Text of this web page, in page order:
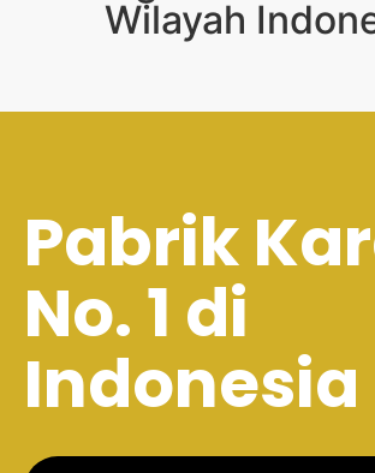
Wilayah
Pabrik
No. 1 di
Indonesia